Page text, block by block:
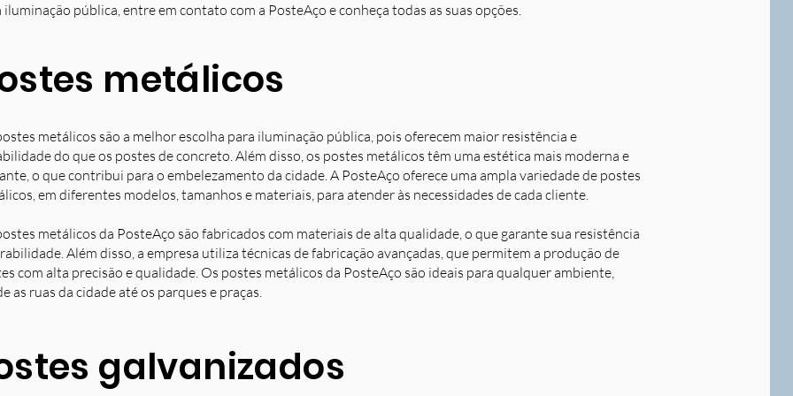
iluminação pública, entre em contato com a PosteAço e conheça todas as suas opções.
metálicos
metálicos são a melhor escolha para iluminação pública, pois oferecem maior resistência e
do que os postes de concreto. Além disso, os postes metálicos têm uma estética mais moderna e
o que contribui para o embelezamento da cidade. A PosteAço oferece uma ampla variedade de postes
em diferentes modelos, tamanhos e materiais, para atender às necessidades de cada cliente.
metálicos da PosteAço são fabricados com materiais de alta qualidade, o que garante sua resistência
Além disso, a empresa utiliza técnicas de fabricação avançadas, que permitem a produção de
com alta precisão e qualidade. Os postes metálicos da PosteAço são ideais para qualquer ambiente,
as ruas da cidade até os parques e praças.
galvanizados